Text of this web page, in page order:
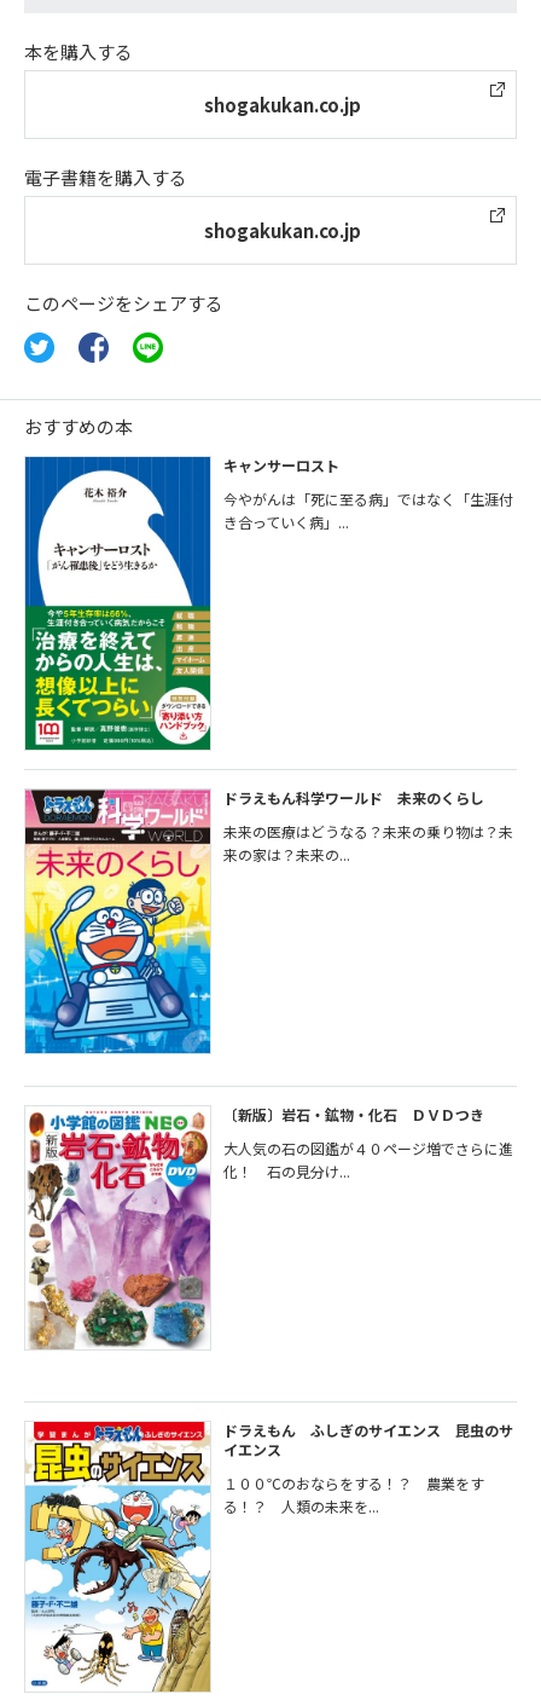
本を購入する
shogakukan.co.jp
電子書籍を購入する
shogakukan.co.jp
このページをシェアする
おすすめの本
キャンサーロスト
今やがんは「死に至る病」ではなく「生涯付
き合っていく病」...
ドラえもん科学ワールド 未来のくらし
未来の医療はどうなる？未来の乗り物は？未
来の家は？未来の...
〔新版〕岩石・鉱物・化石 ＤＶＤつき
大人気の石の図鑑が４０ページ増でさらに進
化！ 石の見分け...
ドラえもん ふしぎのサイエンス 昆虫のサ
イエンス
１００℃のおならをする！？ 農業をす
る！？ 人類の未来を...